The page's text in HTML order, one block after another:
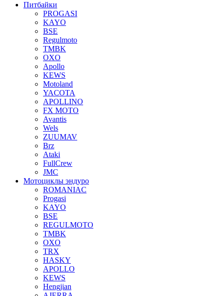
Питбайки
PROGASI
KAYO
BSE
Regulmoto
TMBK
OXO
Apollo
KEWS
Motoland
YACOTA
APOLLINO
FX MOTO
Avantis
Wels
ZUUMAV
Brz
Ataki
FullCrew
JMC
Мотоциклы эндуро
ROMANIAC
Progasi
KAYO
BSE
REGULMOTO
TMBK
OXO
TRX
HASKY
APOLLO
KEWS
Hengjian